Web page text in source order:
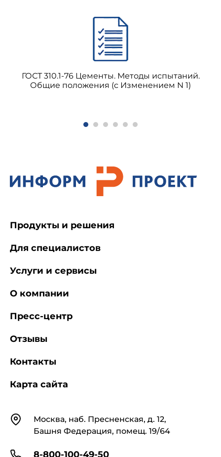
ГОСТ 310.1-76 Цементы. Методы испытаний.
Общие положения (с Изменением N 1)
КонтактыМосква, наб. Пресненская, д. 12,
Башня Федерация, помещ. 19/64
8-800-100-49-50
Продукты и решения
Для специалистов
Услуги и сервисы
О компании
Пресс-центр
Отзывы
Контакты
Карта сайта